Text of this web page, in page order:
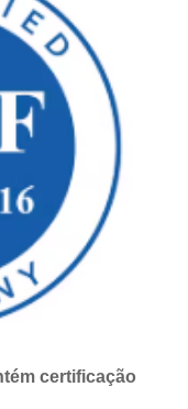
certificação